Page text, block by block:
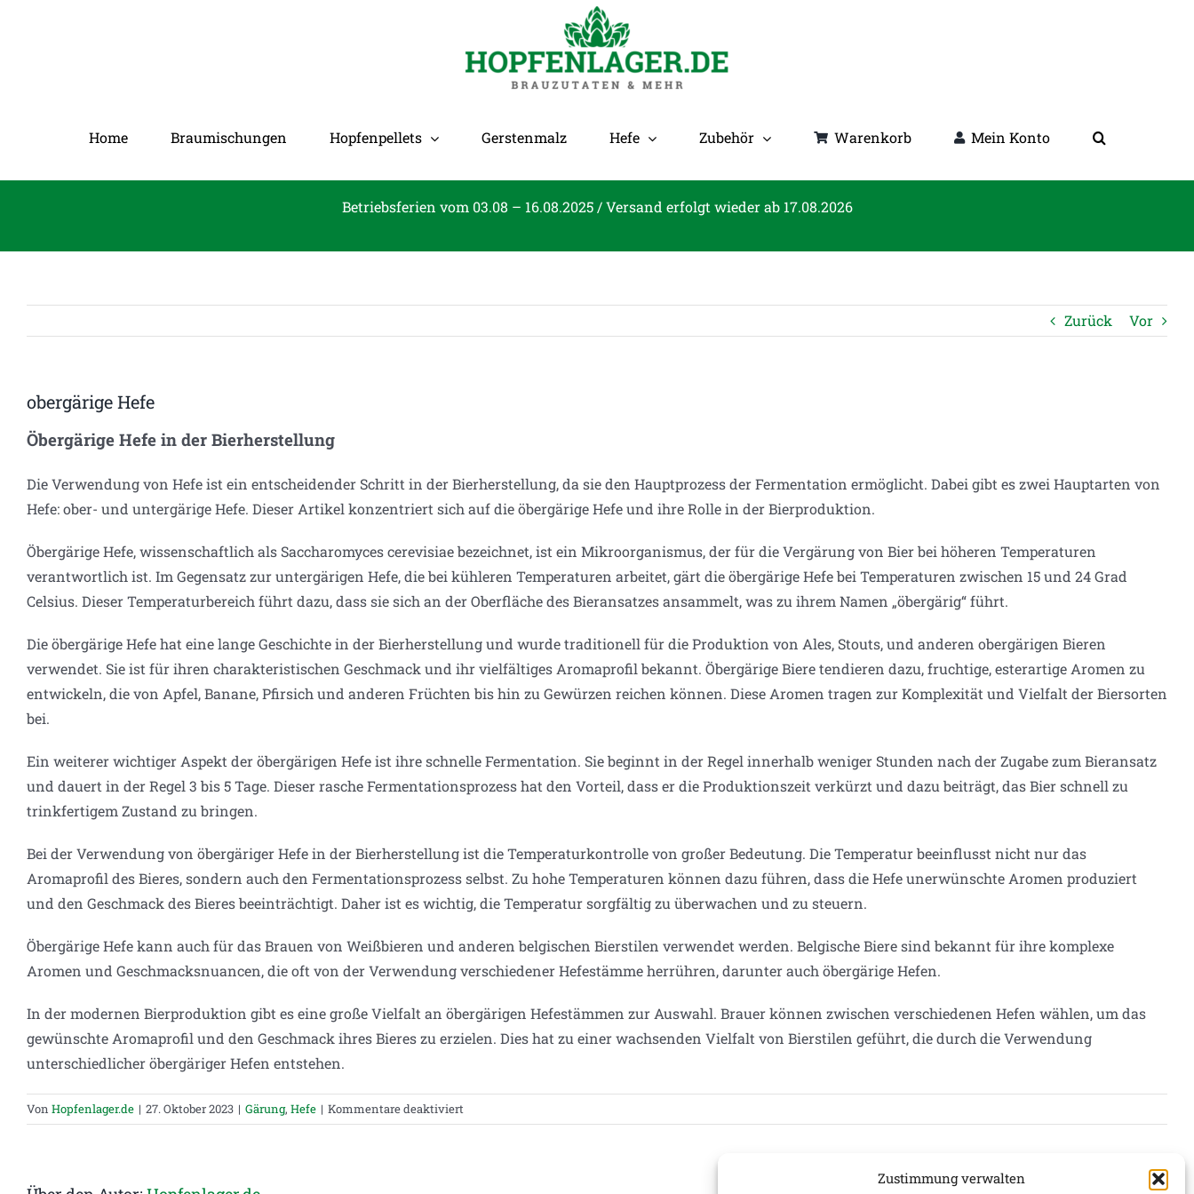
Zustimmung verwalten
Home Braumischungen Hopfenpellets Gerstenmalz Hefe Zubehör Warenkorb Mein Konto
Betriebsferien vom 03.08 – 16.08.2025 / Versand erfolgt wieder ab 17.08.2026
Zurück Vor
obergärige Hefe
Öbergärige Hefe in der Bierherstellung
Die Verwendung von Hefe ist ein entscheidender Schritt in der Bierherstellung, da sie den Hauptprozess der Fermentation ermöglicht. Dabei gibt es zwei Hauptarten von
Hefe: ober- und untergärige Hefe. Dieser Artikel konzentriert sich auf die öbergärige Hefe und ihre Rolle in der Bierproduktion.
Öbergärige Hefe, wissenschaftlich als Saccharomyces cerevisiae bezeichnet, ist ein Mikroorganismus, der für die Vergärung von Bier bei höheren Temperaturen
verantwortlich ist. Im Gegensatz zur untergärigen Hefe, die bei kühleren Temperaturen arbeitet, gärt die öbergärige Hefe bei Temperaturen zwischen 15 und 24 Grad
Celsius. Dieser Temperaturbereich führt dazu, dass sie sich an der Oberfläche des Bieransatzes ansammelt, was zu ihrem Namen „öbergärig“ führt.
Die öbergärige Hefe hat eine lange Geschichte in der Bierherstellung und wurde traditionell für die Produktion von Ales, Stouts, und anderen obergärigen Bieren
verwendet. Sie ist für ihren charakteristischen Geschmack und ihr vielfältiges Aromaprofil bekannt. Öbergärige Biere tendieren dazu, fruchtige, esterartige Aromen zu
entwickeln, die von Apfel, Banane, Pfirsich und anderen Früchten bis hin zu Gewürzen reichen können. Diese Aromen tragen zur Komplexität und Vielfalt der Biersorten
bei.
Ein weiterer wichtiger Aspekt der öbergärigen Hefe ist ihre schnelle Fermentation. Sie beginnt in der Regel innerhalb weniger Stunden nach der Zugabe zum Bieransatz
und dauert in der Regel 3 bis 5 Tage. Dieser rasche Fermentationsprozess hat den Vorteil, dass er die Produktionszeit verkürzt und dazu beiträgt, das Bier schnell zu
trinkfertigem Zustand zu bringen.
Bei der Verwendung von öbergäriger Hefe in der Bierherstellung ist die Temperaturkontrolle von großer Bedeutung. Die Temperatur beeinflusst nicht nur das
Aromaprofil des Bieres, sondern auch den Fermentationsprozess selbst. Zu hohe Temperaturen können dazu führen, dass die Hefe unerwünschte Aromen produziert
und den Geschmack des Bieres beeinträchtigt. Daher ist es wichtig, die Temperatur sorgfältig zu überwachen und zu steuern.
Öbergärige Hefe kann auch für das Brauen von Weißbieren und anderen belgischen Bierstilen verwendet werden. Belgische Biere sind bekannt für ihre komplexe
Aromen und Geschmacksnuancen, die oft von der Verwendung verschiedener Hefestämme herrühren, darunter auch öbergärige Hefen.
In der modernen Bierproduktion gibt es eine große Vielfalt an öbergärigen Hefestämmen zur Auswahl. Brauer können zwischen verschiedenen Hefen wählen, um das
gewünschte Aromaprofil und den Geschmack ihres Bieres zu erzielen. Dies hat zu einer wachsenden Vielfalt von Bierstilen geführt, die durch die Verwendung
unterschiedlicher öbergäriger Hefen entstehen.
Von Hopfenlager.de | 27. Oktober 2023 | Gärung, Hefe | Kommentare deaktiviert
obergärige